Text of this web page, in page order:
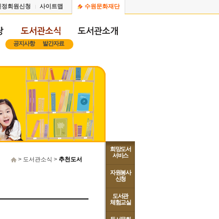
정회원신청 사이트맵 수원문화재단
공지사항 발간자료
> 도서관소식 > 추천도서
희망도서
서비스
자원봉사
신청
도서관
체험교실